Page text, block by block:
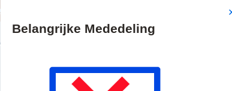
opgeschort Verzendingen
& OPLOSSINGEN